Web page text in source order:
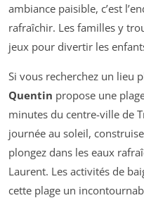
ambiance paisible, c’est
rafraîchir. Les familles y
jeux pour divertir les
Si vous recherchez un lieu
Quentin propose une
minutes du centre-ville de
journée au soleil,
plongez dans les eaux
Laurent. Les activités de
cette plage un